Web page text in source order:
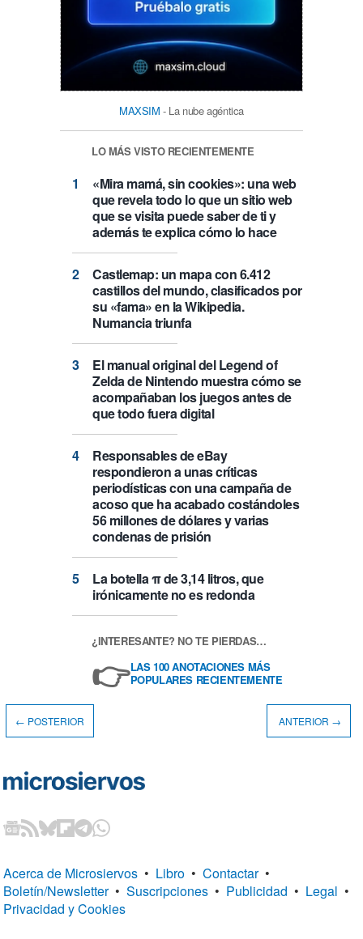
MAXSIM - La nube agéntica
LO MÁS VISTO RECIENTEMENTE
«Mira mamá, sin cookies»: una web
que revela todo lo que un sitio web
que se visita puede saber de ti y
además te explica cómo lo hace
Castlemap: un mapa con 6.412
castillos del mundo, clasificados por
su «fama» en la Wikipedia.
Numancia triunfa
El manual original del Legend of
Zelda de Nintendo muestra cómo se
acompañaban los juegos antes de
que todo fuera digital
Responsables de eBay
respondieron a unas críticas
periodísticas con una campaña de
acoso que ha acabado costándoles
56 millones de dólares y varias
condenas de prisión
La botella π de 3,14 litros, que
irónicamente no es redonda
¿INTERESANTE? NO TE PIERDAS…
👉LAS 100 ANOTACIONES MÁS
POPULARES RECIENTEMENTE
← POSTERIOR ANTERIOR →
Acerca de Microsiervos • Libro • Contactar •
Boletín/Newsletter • Suscripciones • Publicidad • Legal •
Privacidad y Cookies